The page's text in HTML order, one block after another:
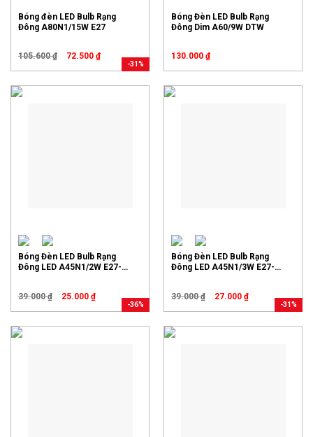
-31%
Bóng đèn LED Bulb Rạng
Đông A80N1/15W E27
105.600₫ 72.500 ₫
Bóng Đèn LED Bulb Rạng
Đông Dim A60/9W DTW
130.000 ₫
-36%
Bóng Đèn LED Bulb Rạng
Đông LED A45N1/2W E27-
39.000₫ 25.000 ₫
-31%
Bóng Đèn LED Bulb Rạng
Đông LED A45N1/3W E27-
39.000₫ 27.000 ₫